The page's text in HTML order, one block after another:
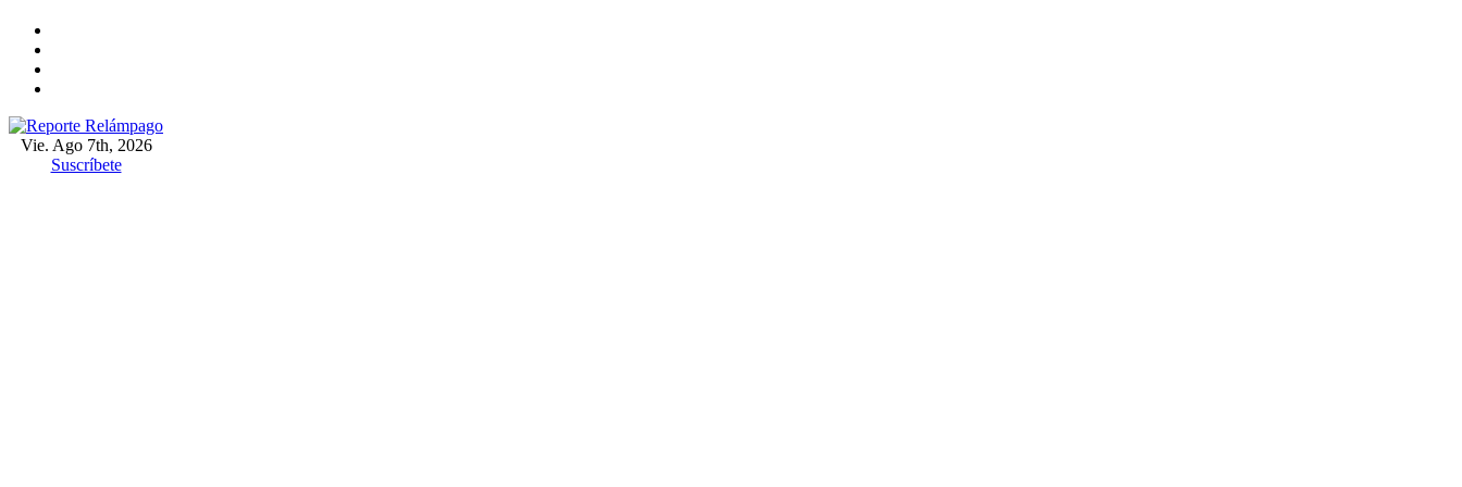
contenido
Reporte Relámpago
Claridad y rigor en cada noticia
Vie. Ago 7th, 2026
Suscríbete